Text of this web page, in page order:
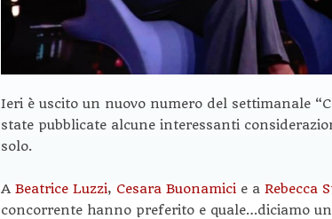
Ieri è uscito un nuovo numero del settimanale
state pubblicate alcune interessanti
solo.
A Beatrice Luzzi, Cesara Buonamici e a Rebecca
concorrente hanno preferito e quale…diciamo